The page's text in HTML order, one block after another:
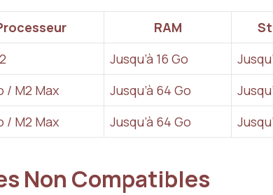
RAM
Jusqu’à 16 Go
/ M2 Max Jusqu’à 64 Go
/ M2 Max Jusqu’à 64 Go
Non Compatibles